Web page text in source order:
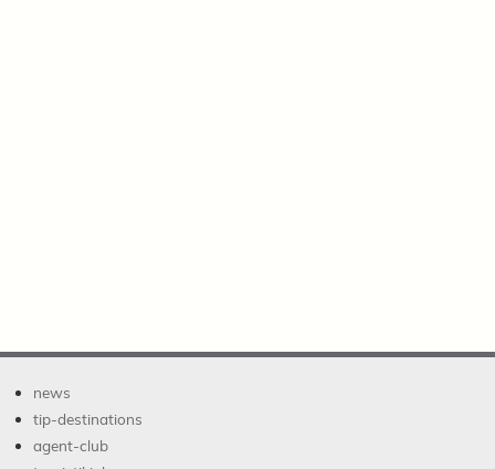
news
tip-destinations
agent-club